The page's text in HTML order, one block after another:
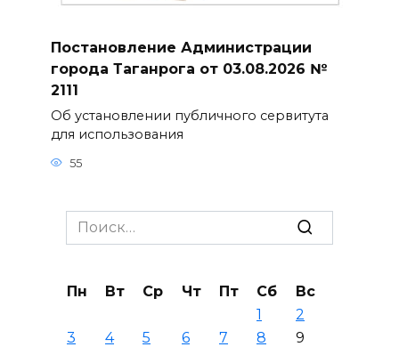
Постановление Администрации
города Таганрога от 03.08.2026 №
2111
Об установлении публичного сервитута
для использования
55
Search
for:
Пн Вт Ср Чт Пт Сб
Вс
1
2
3
4 5 6 7 8
9